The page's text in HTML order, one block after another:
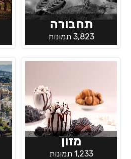
תחבורה
3,823 תמונות
מזון
1,233 תמונות